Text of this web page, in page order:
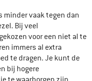
minder vaak tegen dan
Bij veel
voor een niet al te
immers al extra
te dragen. Je kunt de
bij hogere